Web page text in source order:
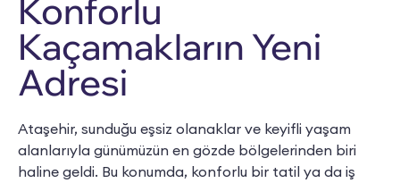
Konforlu
Kaçamakların Yeni
Adresi
Ataşehir, sunduğu eşsiz olanaklar ve keyifli yaşam
alanlarıyla günümüzün en gözde bölgelerinden biri
haline geldi. Bu konumda, konforlu bir tatil ya da iş